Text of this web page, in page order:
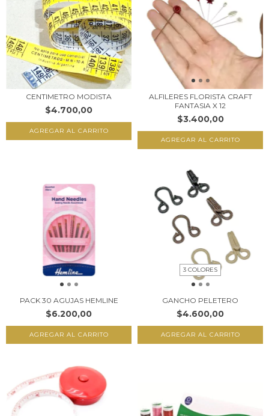
CENTIMETRO MODISTA
$4.700,00
ALFILERES FLORISTA CRAFT
FANTASIA X 12
$3.400,00
AGREGAR AL CARRITO
PACK 30 AGUJAS HEMLINE
$6.200,00
3 COLORES
GANCHO PELETERO
$4.600,00
AGREGAR AL CARRITO